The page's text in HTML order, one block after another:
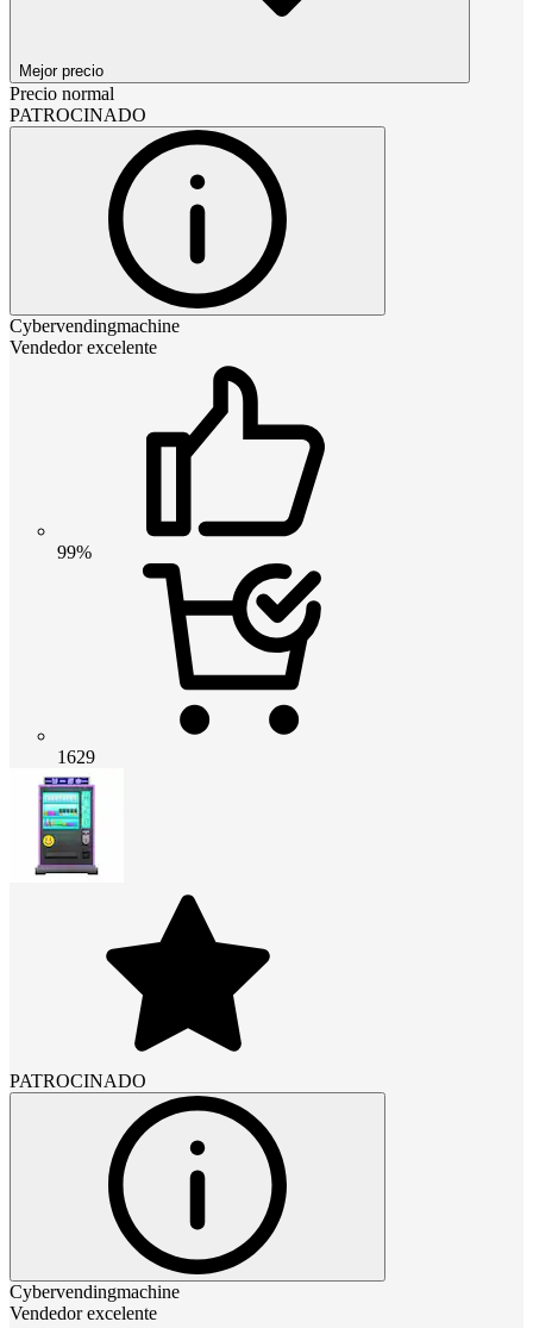
Mejor precio
Precio normal
PATROCINADO
Cybervendingmachine
Vendedor excelente
99%
1629
PATROCINADO
Cybervendingmachine
Vendedor excelente